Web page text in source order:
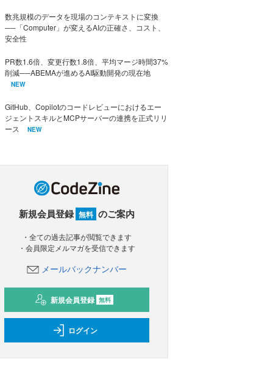
数兆規模のデータを現場のコンテキストに変換
──「Computer」が変えるAIの正確さ、コスト、
安全性
PR数1.6倍、変更行数1.8倍、平均マージ時間37%
削減──ABEMAが進めるAI駆動開発の現在地
NEW
GitHub、Copilotのコードレビューにおけるエー
ジェントスキルとMCPサーバーの連携を正式リリ
ース
NEW
新規会員登録 無料 のご案内
・全ての過去記事が閲覧できます
・会員限定メルマガを受信できます
メールバックナンバー
新規会員登録 無料
ログイン